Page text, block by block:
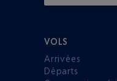
VOLS
Arrivées
Départs